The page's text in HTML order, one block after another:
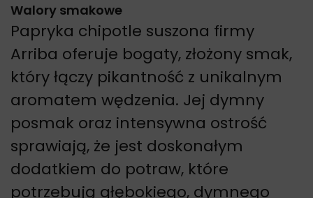
Walory smakowe
Papryka chipotle suszona firmy
Arriba oferuje bogaty, złożony smak,
który łączy pikantność z unikalnym
aromatem wędzenia. Jej dymny
posmak oraz intensywna ostrość
sprawiają, że jest doskonałym
dodatkiem do potraw, które
potrzebują głębokiego, dymnego